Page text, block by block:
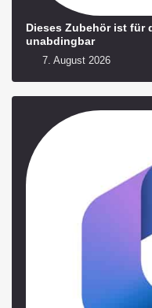
Dieses Zubehör ist für
unabdingbar
7. August 2026